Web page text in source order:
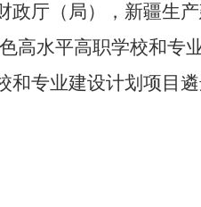
厅（局），新疆生
高水平高职学校和专
专业建设计划项目